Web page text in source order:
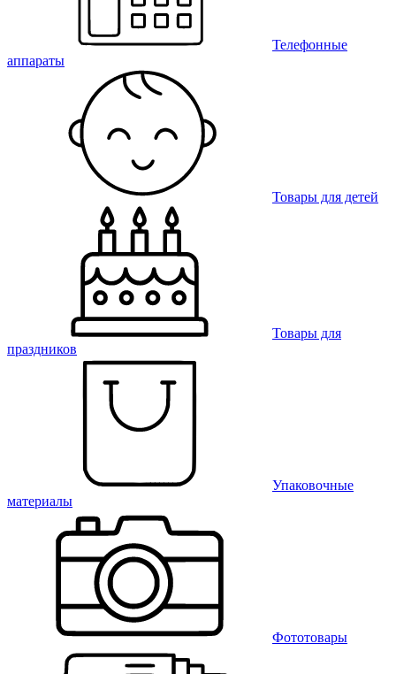
Телефонные
аппараты
Товары для детей
Товары для
праздников
Упаковочные
материалы
Фототовары